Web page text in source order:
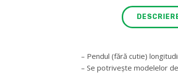
– Pendul (fără cutie)
– Se potrivește modelelor